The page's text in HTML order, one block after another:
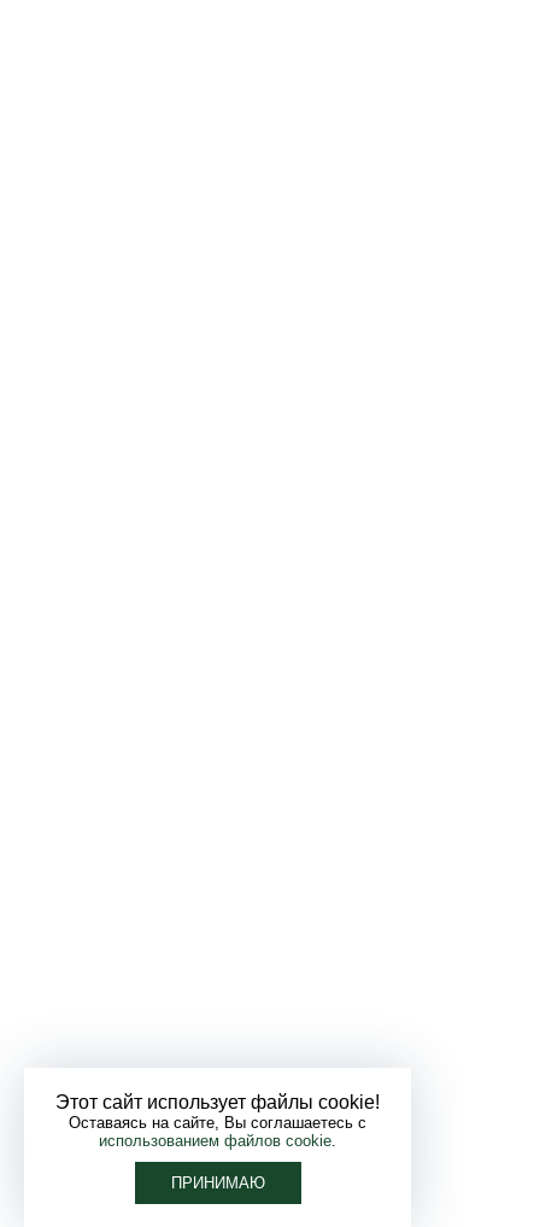
Этот сайт использует файлы cookie!
Оставаясь на сайте, Вы соглашаетесь с
использованием файлов cookie.
ПРИНИМАЮ